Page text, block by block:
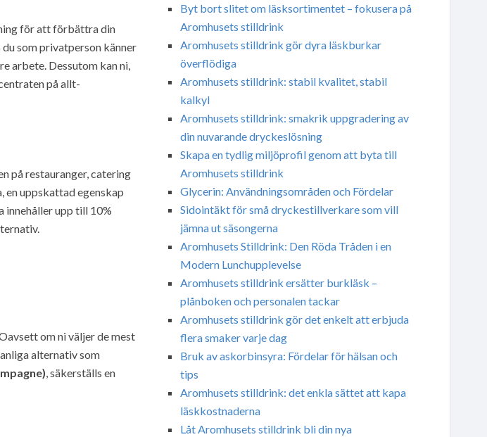
för att förbättra din
som privatperson känner
arbete. Dessutom kan ni,
på allt-
på restauranger, catering
en uppskattad egenskap
innehåller upp till 10%
om ni väljer de mest
alternativ som
, säkerställs en
Byt bort slitet om läsksortimentet – fokusera på
Aromhusets stilldrink
Aromhusets stilldrink gör dyra läskburkar
överflödiga
Aromhusets stilldrink: stabil kvalitet, stabil
kalkyl
Aromhusets stilldrink: smakrik uppgradering av
din nuvarande dryckeslösning
Skapa en tydlig miljöprofil genom att byta till
Aromhusets stilldrink
Glycerin: Användningsområden och Fördelar
Sidointäkt för små dryckestillverkare som vill
jämna ut säsongerna
Aromhusets Stilldrink: Den Röda Tråden i en
Modern Lunchupplevelse
Aromhusets stilldrink ersätter burkläsk –
plånboken och personalen tackar
Aromhusets stilldrink gör det enkelt att erbjuda
flera smaker varje dag
Bruk av askorbinsyra: Fördelar för hälsan och
tips
Aromhusets stilldrink: det enkla sättet att kapa
läskkostnaderna
Låt Aromhusets stilldrink bli din nya